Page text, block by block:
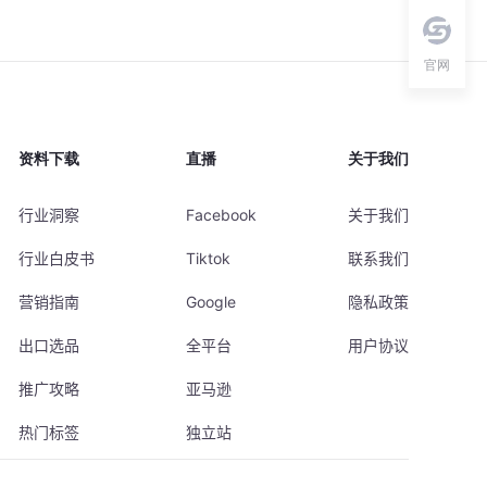
官网
资料下载
行业洞察
行业白皮书
营销指南
出口选品
推广攻略
热门标签
直播
Facebook
Tiktok
Google
全平台
亚马逊
独立站
关于我们
关于我们
联系我们
隐私政策
用户协议